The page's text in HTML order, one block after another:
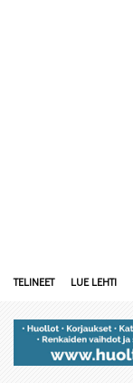
TELINEET LUE LEHTI